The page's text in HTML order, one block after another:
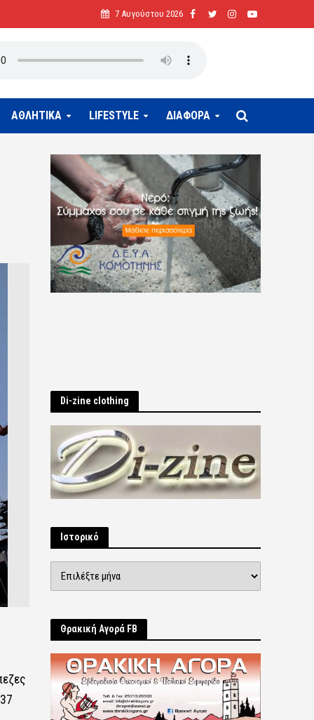
7 Αυγούστου 2026
ΑΘΛΗΤΙΚΑ LIFESTYLE ΔΙΑΦΟΡΑ
Di-zine clothing
Ιστορικό
Θρακική Αγορά FB